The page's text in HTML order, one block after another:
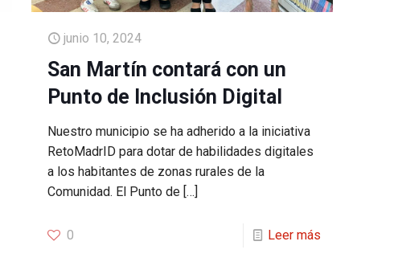
junio 10, 2024
San Martín contará con un
Punto de Inclusión Digital
Nuestro municipio se ha adherido a la iniciativa
RetoMadrID para dotar de habilidades digitales
a los habitantes de zonas rurales de la
Comunidad. El Punto de […]
0 Leer más